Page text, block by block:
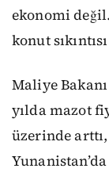
ekonomi
konut
Maliye
yılda mazot
üzerinde arttı,